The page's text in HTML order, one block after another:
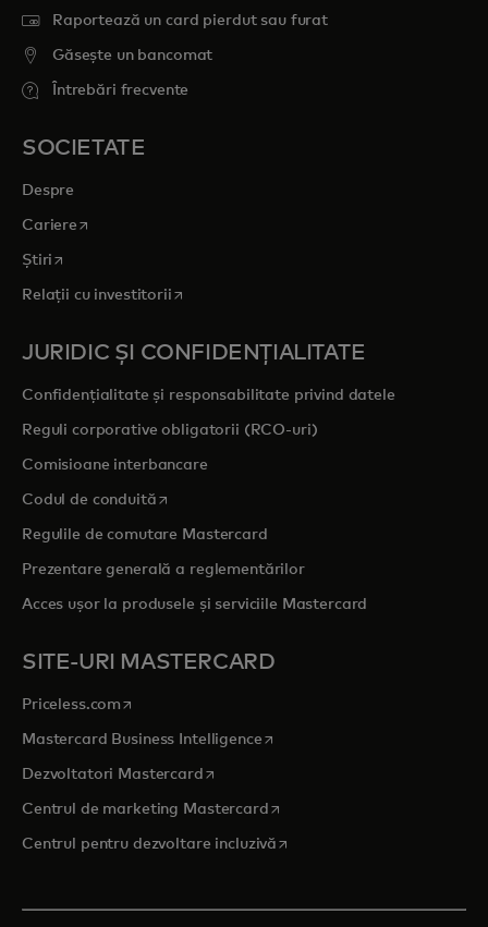
Raportează un card pierdut sau furat
Găsește un bancomat
Întrebări frecvente
SOCIETATE
Despre
Cariere opens in a new tab
Știri opens in a new tab
Relații cu investitoriiopens in a new tab
JURIDIC ȘI CONFIDENȚIALITATE
Confidențialitate și responsabilitate privind datele
Reguli corporative obligatorii (RCO-uri)
Comisioane interbancare
Codul de conduităopens in a new tab
Regulile de comutare Mastercard
Prezentare generală a reglementărilor
Acces ușor la produsele și serviciile Mastercard
SITE-URI MASTERCARD
Priceless.com opens in a new tab
Mastercard Business Intelligenceopens in a new tab
Dezvoltatori Mastercardopens in a new tab
Centrul de marketing Mastercardopens in a new tab
Centrul pentru dezvoltare incluzivă opens in a new tab